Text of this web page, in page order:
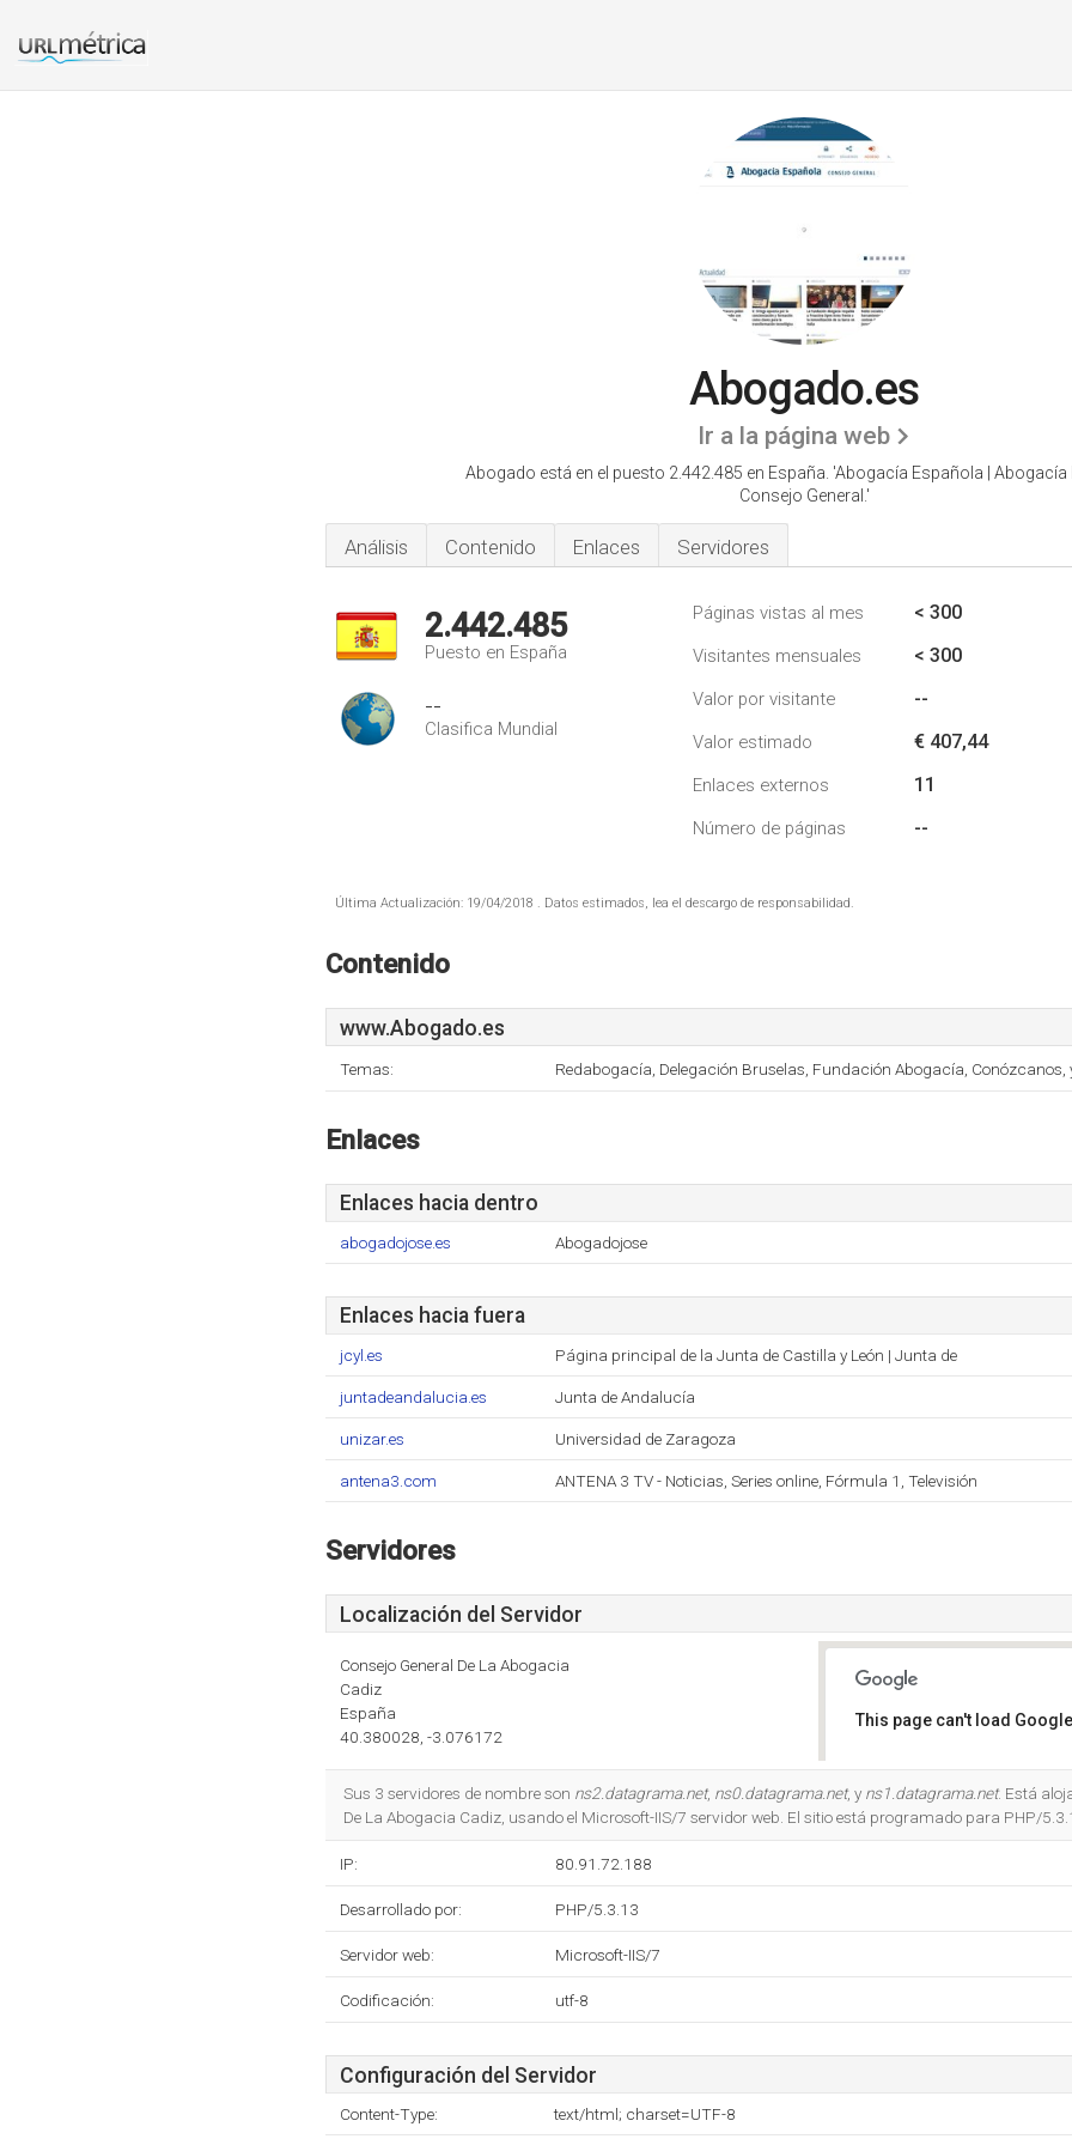
Abogado.es
Ir a la página web
Abogado está en el puesto 2.442.485 en España. 'Abogacía Española | Abogacía
Consejo General.'
Análisis Contenido Enlaces Servidores
2.442.485
Puesto en España
--
Clasifica Mundial
Páginas vistas al mes < 300
Visitantes mensuales < 300
Valor por visitante --
Valor estimado € 407,44
Enlaces externos 11
Número de páginas --
Última Actualización: 19/04/2018 . Datos estimados, lea el descargo de responsabilidad.
Contenido
www.Abogado.es
Temas: Redabogacía, Delegación Bruselas, Fundación Abogacía, Conózcanos,
Enlaces
Enlaces hacia dentro
abogadojose.es Abogadojose
Enlaces hacia fuera
jcyl.es Página principal de la Junta de Castilla y León | Junta de
juntadeandalucia.es Junta de Andalucía
unizar.es Universidad de Zaragoza
antena3.com ANTENA 3 TV - Noticias, Series online, Fórmula 1, Televisión
Servidores
Localización del Servidor
Consejo General De La Abogacia
Cadiz
España
40.380028, -3.076172
This page can't load
Sus 3 servidores de nombre son ns2.datagrama.net, ns0.datagrama.net, y ns1.datagrama.net. Está
De La Abogacia Cadiz, usando el Microsoft-IIS/7 servidor web. El sitio está programado para PHP/
IP: 80.91.72.188
Desarrollado por: PHP/5.3.13
Servidor web: Microsoft-IIS/7
Codificación: utf-8
Configuración del Servidor
Content-Type: text/html; charset=UTF-8